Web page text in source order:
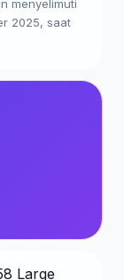
menyelimuti
2025, saat